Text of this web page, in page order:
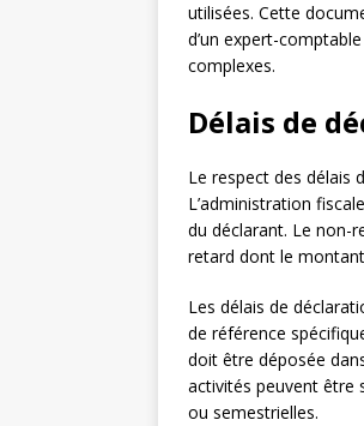
utilisées. Cette
d’un expert-
complexes.
Délais de
Le respect des délais
L’administration
du déclarant. Le non-
retard dont le
Les délais de
de référence
doit être déposée
activités peuvent être
ou semestrielles.